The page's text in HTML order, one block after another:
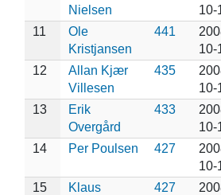
Nielsen
10-
11
Ole
Kristjansen
441
10-
12
Allan Kjær
Villesen
435
10-
13
Erik
Overgård
433
10-
14 Per Poulsen 427
10-
15
Klaus
427